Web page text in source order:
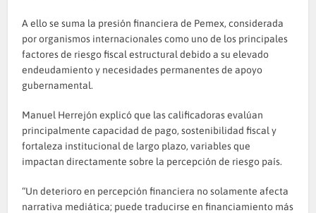
A ello se suma la presión financiera de Pemex, considerada
por organismos internacionales como uno de los principales
factores de riesgo fiscal estructural debido a su elevado
endeudamiento y necesidades permanentes de apoyo
gubernamental.
Manuel Herrejón explicó que las calificadoras evalúan
principalmente capacidad de pago, sostenibilidad fiscal y
fortaleza institucional de largo plazo, variables que
impactan directamente sobre la percepción de riesgo país.
“Un deterioro en percepción financiera no solamente afecta
narrativa mediática; puede traducirse en financiamiento más